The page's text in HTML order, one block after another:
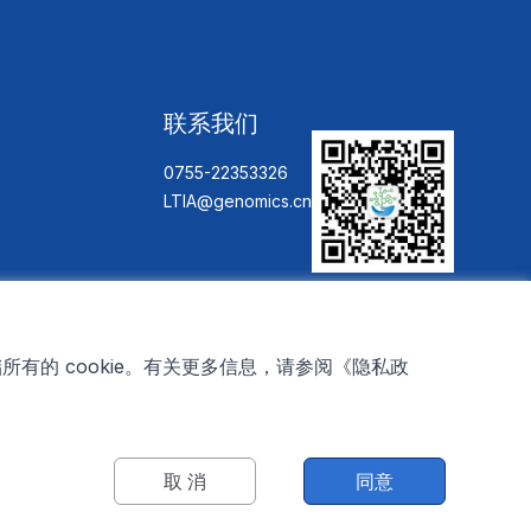
联系我们
0755-22353326
LTIA@genomics.cn
有的 cookie。有关更多信息，请参阅 《隐私政
取 消 同意